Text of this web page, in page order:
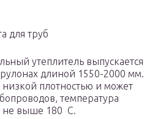
для труб
утеплитель выпускается
длиной 1550-2000 мм.
низкой плотностью и может
температура
не выше 180 С.